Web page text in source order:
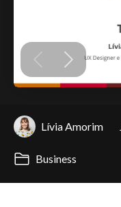
Lívia Amorim
Business